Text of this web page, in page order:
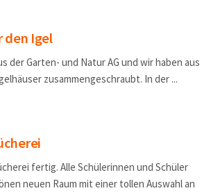
den Igel
der Garten- und Natur AG und wir haben aus
zusammengeschraubt. In der ...
fertig. Alle Schülerinnen und Schüler
neuen Raum mit einer tollen Auswahl an